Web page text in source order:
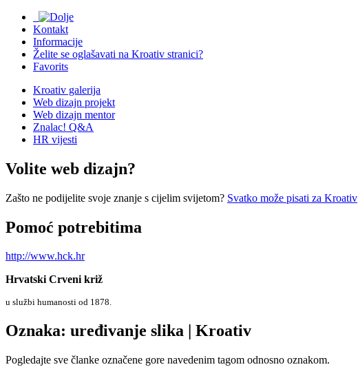
Kontakt
Informacije
Želite se oglašavati na Kroativ stranici?
Favorits
Kroativ galerija
Web dizajn projekt
Web dizajn mentor
Znalac! Q&A
HR vijesti
Volite web dizajn?
Zašto ne podijelite svoje znanje s cijelim svijetom? Svatko može pisati za Kroativ
Pomoć potrebitima
http://www.hck.hr
Hrvatski Crveni križ
u službi humanosti od 1878.
Oznaka: uređivanje slika | Kroativ
Pogledajte sve članke označene gore navedenim tagom odnosno oznakom.